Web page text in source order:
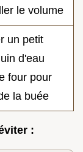
le volume
un petit
d'eau
four pour
la buée
: